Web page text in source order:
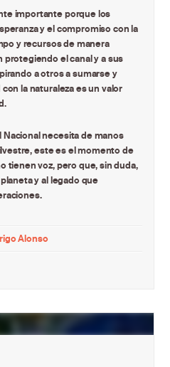
importante porque los
y el compromiso con la
y recursos de manera
el canal y a sus
a otros a sumarse y
la naturaleza es un valor
Nacional necesita de manos
este es el momento de
tienen voz, pero que, sin duda,
y al legado que
Alonso